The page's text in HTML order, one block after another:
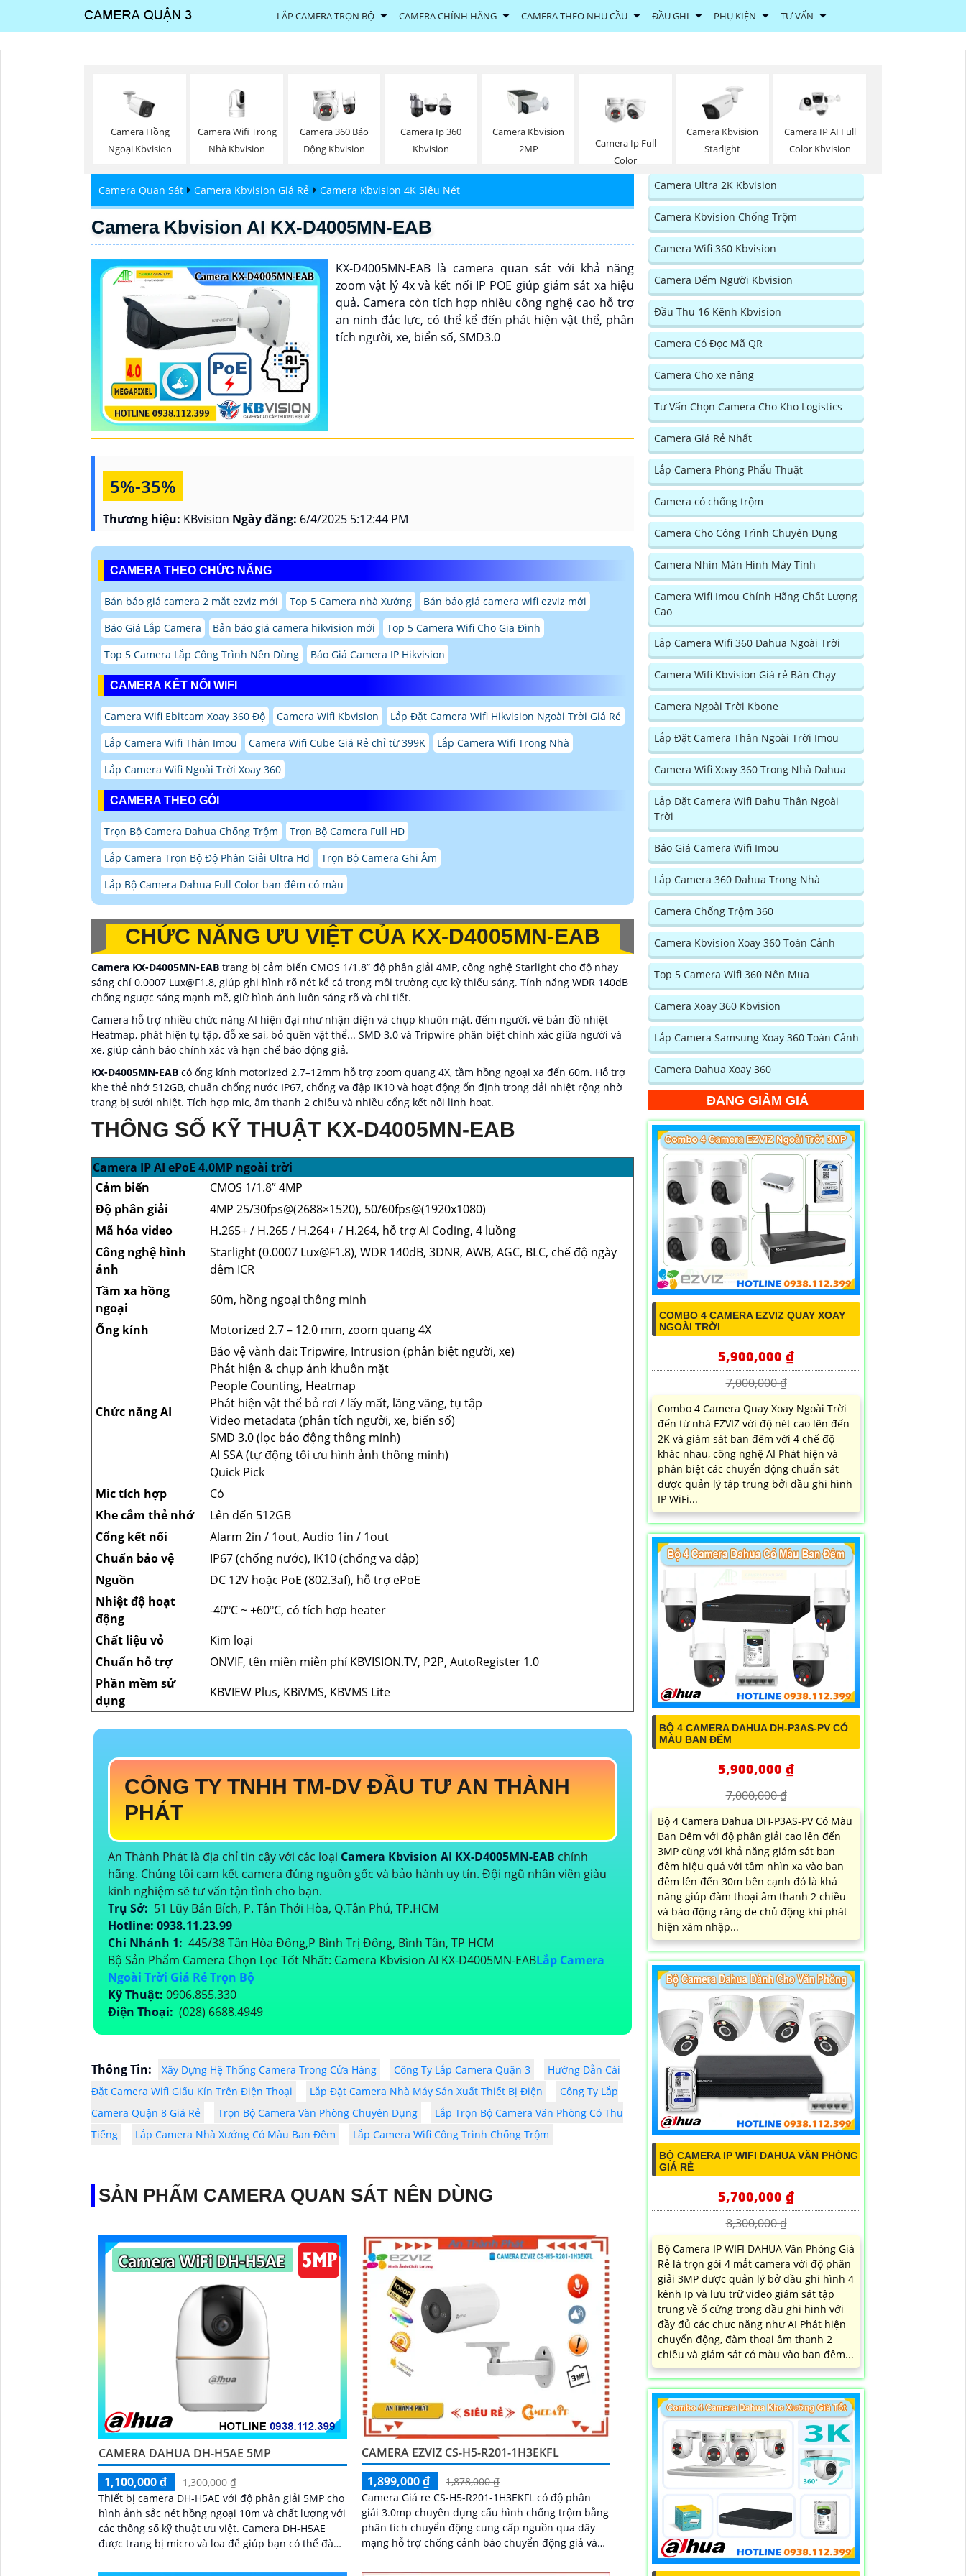
LẮP CAMERA TRỌN BỘ CAMERA CHÍNH HÃNG CAMERA THEO NHU CẦU ĐẦU GHI PHỤ KIỆN TƯ VẤN
Camera Hồng
Ngoại Kbvision
Camera Wifi Trong
Nhà Kbvision
Camera 360 Báo
Động Kbvision
Camera Ip 360
Kbvision
Camera Kbvision
2MP
Camera Ip Full
Color
Camera Kbvision
Starlight
Camera IP AI Full
Color Kbvision
Camera Quan Sát Camera Kbvision Giá Rẻ Camera Kbvision 4K Siêu Nét
Camera Kbvision AI KX-D4005MN-EAB
KX-D4005MN-EAB là camera quan sát với khả năng
zoom vật lý 4x và kết nối IP POE giúp giám sát xa hiệu
quả. Camera còn tích hợp nhiều công nghệ cao hỗ trợ
an ninh đắc lực, có thể kể đến phát hiện vật thể, phân
tích người, xe, biển số, SMD3.0
5%-35%
Thương hiệu: KBvision Ngày đăng: 6/4/2025 5:12:44 PM
CAMERA THEO CHỨC NĂNG
Bản báo giá camera 2 mắt ezviz mới Top 5 Camera nhà Xưởng
Bản báo giá camera wifi ezviz mới
Báo Giá Lắp Camera
Bản báo giá camera hikvision mới
Top 5 Camera Wifi Cho Gia Đình
Top 5 Camera Lắp Công Trình Nên Dùng
Báo Giá Camera IP Hikvision
CAMERA KẾT NỐI WIFI
Camera Wifi Ebitcam Xoay 360 Độ Camera Wifi Kbvision
Lắp Đặt Camera Wifi Hikvision Ngoài Trời Giá Rẻ
Lắp Camera Wifi Thân Imou
Camera Wifi Cube Giá Rẻ chỉ từ 399K
Lắp Camera Wifi Trong Nhà
Lắp Camera Wifi Ngoài Trời Xoay 360
CAMERA THEO GÓI
Trọn Bộ Camera Dahua Chống Trộm
Trọn Bộ Camera Full HD
Lắp Camera Trọn Bộ Độ Phân Giải Ultra Hd
Trọn Bộ Camera Ghi Âm
Lắp Bộ Camera Dahua Full Color ban đêm có màu
CHỨC NĂNG ƯU VIỆT CỦA KX-D4005MN-EAB
Camera KX-D4005MN-EAB trang bị cảm biến CMOS 1/1.8” độ phân giải 4MP, công nghệ Starlight cho độ nhạy
sáng chỉ 0.0007 Lux@F1.8, giúp ghi hình rõ nét kể cả trong môi trường cực kỳ thiếu sáng. Tính năng WDR 140dB
chống ngược sáng mạnh mẽ, giữ hình ảnh luôn sáng rõ và chi tiết.
Camera hỗ trợ nhiều chức năng AI hiện đại như nhận diện và chụp khuôn mặt, đếm người, vẽ bản đồ nhiệt
Heatmap, phát hiện tụ tập, đỗ xe sai, bỏ quên vật thể... SMD 3.0 và Tripwire phân biệt chính xác giữa người và
xe, giúp cảnh báo chính xác và hạn chế báo động giả.
KX-D4005MN-EAB có ống kính motorized 2.7–12mm hỗ trợ zoom quang 4X, tầm hồng ngoại xa đến 60m. Hỗ trợ
khe thẻ nhớ 512GB, chuẩn chống nước IP67, chống va đập IK10 và hoạt động ổn định trong dải nhiệt rộng nhờ
trang bị sưởi nhiệt. Tích hợp mic, âm thanh 2 chiều và nhiều cổng kết nối linh hoạt.
THÔNG SỐ KỸ THUẬT KX-D4005MN-EAB
Camera IP AI ePoE 4.0MP ngoài trời
Cảm biến
CMOS 1/1.8” 4MP
Độ phân giải
4MP 25/30fps@(2688×1520), 50/60fps@(1920x1080)
Mã hóa video
H.265+ / H.265 / H.264+ / H.264, hỗ trợ AI Coding, 4 luồng
Công nghệ hình
ảnh
Starlight (0.0007 Lux@F1.8), WDR 140dB, 3DNR, AWB, AGC, BLC, chế độ ngày
đêm ICR
Tầm xa hồng
ngoại
60m, hồng ngoại thông minh
Ống kính
Motorized 2.7 – 12.0 mm, zoom quang 4X
Chức năng AI
Bảo vệ vành đai: Tripwire, Intrusion (phân biệt người, xe)
Phát hiện & chụp ảnh khuôn mặt
People Counting, Heatmap
Phát hiện vật thể bỏ rơi / lấy mất, lãng vãng, tụ tập
Video metadata (phân tích người, xe, biển số)
SMD 3.0 (lọc báo động thông minh)
AI SSA (tự động tối ưu hình ảnh thông minh)
Quick Pick
Mic tích hợp
Có
Khe cắm thẻ nhớ
Lên đến 512GB
Cổng kết nối
Alarm 2in / 1out, Audio 1in / 1out
Chuẩn bảo vệ
IP67 (chống nước), IK10 (chống va đập)
Nguồn
DC 12V hoặc PoE (802.3af), hỗ trợ ePoE
Nhiệt độ hoạt
động
-40ºC ~ +60ºC, có tích hợp heater
Chất liệu vỏ
Kim loại
Chuẩn hỗ trợ
ONVIF, tên miền miễn phí KBVISION.TV, P2P, AutoRegister 1.0
Phần mềm sử
dụng
KBVIEW Plus, KBiVMS, KBVMS Lite
CÔNG TY TNHH TM-DV ĐẦU TƯ AN THÀNH
PHÁT
An Thành Phát là địa chỉ tin cậy với các loại Camera Kbvision AI KX-D4005MN-EAB chính
hãng. Chúng tôi cam kết camera đúng nguồn gốc và bảo hành uy tín. Đội ngũ nhân viên giàu
kinh nghiệm sẽ tư vấn tận tình cho bạn.
Trụ Sở: 51 Lũy Bán Bích, P. Tân Thới Hòa, Q.Tân Phú, TP.HCM
Hotline: 0938.11.23.99
Chi Nhánh 1: 445/38 Tân Hòa Đông,P Bình Trị Đông, Bình Tân, TP HCM
Bộ Sản Phẩm Camera Chọn Lọc Tốt Nhất: Camera Kbvision AI KX-D4005MN-EABLắp Camera
Ngoài Trời Giá Rẻ Trọn Bộ
Kỹ Thuật: 0906.855.330
Điện Thoại: (028) 6688.4949
Thông Tin: Xây Dựng Hệ Thống Camera Trong Cửa Hàng Công Ty Lắp Camera Quận 3
Hướng Dẫn Cài
Đặt Camera Wifi Giấu Kín Trên Điện Thoại
Lắp Đặt Camera Nhà Máy Sản Xuất Thiết Bị Điện
Công Ty Lắp
Camera Quận 8 Giá Rẻ
Trọn Bộ Camera Văn Phòng Chuyên Dụng
Lắp Trọn Bộ Camera Văn Phòng Có Thu
Tiếng
Lắp Camera Nhà Xưởng Có Màu Ban Đêm Lắp Camera Wifi Công Trình Chống Trộm
SẢN PHẨM CAMERA QUAN SÁT NÊN DÙNG
CAMERA DAHUA DH-H5AE 5MP
1,100,000 ₫
1,300,000 ₫
Thiết bị camera DH-H5AE với độ phân giải 5MP cho
hình ảnh sắc nét hồng ngoại 10m và chất lượng với
các thông số kỹ thuật ưu việt. Camera DH-H5AE
được trang bị micro và loa để giúp bạn có thể đàm
CAMERA EZVIZ CS-H5-R201-1H3EKFL
1,899,000 ₫
1,878,000 ₫
Camera Giá re CS-H5-R201-1H3EKFL có độ phân
giải 3.0mp chuyên dụng cấu hình chống trộm bằng
phân tích chuyển động cung cấp nguồn qua dây
mạng hỗ trợ chống cảnh báo chuyển động giả và
ban đêm tiết kiệm thích hợp cho kho hàng nhà
Camera Ultra 2K Kbvision
Camera Kbvision Chống Trộm
Camera Wifi 360 Kbvision
Camera Đếm Người Kbvision
Đầu Thu 16 Kênh Kbvision
Camera Có Đọc Mã QR
Camera Cho xe nâng
Tư Vấn Chọn Camera Cho Kho Logistics
Camera Giá Rẻ Nhất
Lắp Camera Phòng Phẩu Thuật
Camera có chống trộm
Camera Cho Công Trình Chuyên Dụng
Camera Nhìn Màn Hình Máy Tính
Camera Wifi Imou Chính Hãng Chất Lượng
Cao
Lắp Camera Wifi 360 Dahua Ngoài Trời
Camera Wifi Kbvision Giá rẻ Bán Chạy
Camera Ngoài Trời Kbone
Lắp Đặt Camera Thân Ngoài Trời Imou
Camera Wifi Xoay 360 Trong Nhà Dahua
Lắp Đặt Camera Wifi Dahu Thân Ngoài
Trời
Báo Giá Camera Wifi Imou
Lắp Camera 360 Dahua Trong Nhà
Camera Chống Trộm 360
Camera Kbvision Xoay 360 Toàn Cảnh
Top 5 Camera Wifi 360 Nên Mua
Camera Xoay 360 Kbvision
Lắp Camera Samsung Xoay 360 Toàn Cảnh
Camera Dahua Xoay 360
ĐANG GIẢM GIÁ
COMBO 4 CAMERA EZVIZ QUAY XOAY
NGOÀI TRỜI
5,900,000 ₫
7,000,000 ₫
Combo 4 Camera Quay Xoay Ngoài Trời
đến từ nhà EZVIZ với độ nét cao lên đến
2K và giám sát ban đêm với 4 chế độ
khác nhau, công nghệ AI Phát hiện và
phân biệt các chuyển động chuẩn sát
được quản lý tập trung bởi đầu ghi hình
IP WiFi...
BỘ 4 CAMERA DAHUA DH-P3AS-PV CÓ
MÀU BAN ĐÊM
5,900,000 ₫
7,000,000 ₫
Bộ 4 Camera Dahua DH-P3AS-PV Có Màu
Ban Đêm với độ phân giải cao lên đến
3MP cùng với khả năng giám sát ban
đêm hiệu quả với tầm nhìn xa vào ban
đêm lên đến 30m bên cạnh đó là khả
năng giúp đàm thoại âm thanh 2 chiều
và báo động răng de chủ động khi phát
hiện xâm nhập...
BỘ CAMERA IP WIFI DAHUA VĂN PHÒNG
GIÁ RẺ
5,700,000 ₫
8,300,000 ₫
Bộ Camera IP WIFI DAHUA Văn Phòng Giá
Rẻ là trọn gói 4 mắt camera với độ phân
giải 3MP được quản lý bở đầu ghi hình 4
kênh Ip và lưu trữ video giám sát tập
trung về ổ cứng trong đầu ghi hình với
đầy đủ các chưc năng như AI Phát hiện
chuyển động, đàm thoại âm thanh 2
chiều và giám sát có màu vào ban đêm...